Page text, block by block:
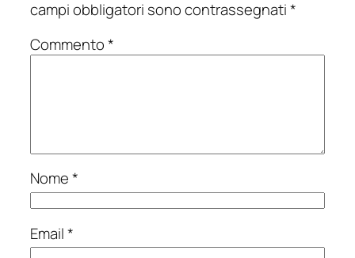
campi obbligatori sono contrassegnati*
Commento*
Nome*
Email*